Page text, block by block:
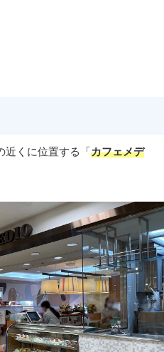
近くに位置する「カフェメデ